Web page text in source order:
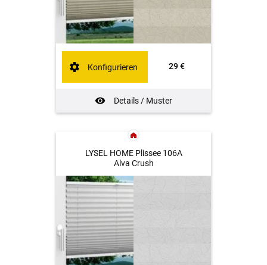
29 €
Details / Muster
Konfigurieren
LYSEL HOME Plissee 106A
Alva Crush